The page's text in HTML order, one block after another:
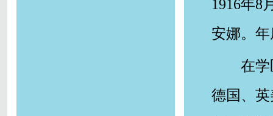
1916年8
安娜。
在
德国、